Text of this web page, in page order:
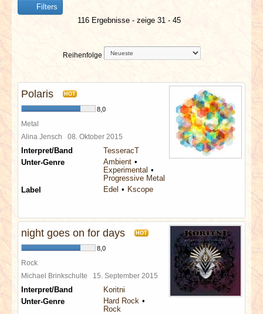
BERICHTE
SPECIALS
REDAKTION
LINKS
Filters
116 Ergebnisse - zeige 31 - 45
Reihenfolge
Polaris HOT
8,0
Metal
Alina Jensch 08. Oktober 2015
Interpret/Band
TesseracT
Unter-Genre
Ambient
Experimental
Progressive Metal
Label
Edel Kscope
night goes on for days HOT
8,0
Rock
Michael Brinkschulte 15. September 2015
Interpret/Band
Koritni
Unter-Genre
Hard Rock
Rock